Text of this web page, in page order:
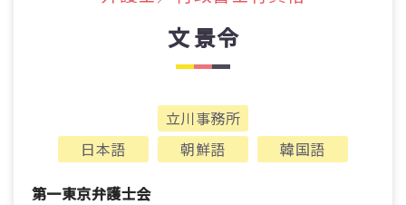
文 景令
立川事務所
日本語
朝鮮語 韓国語
第一東京弁護士会